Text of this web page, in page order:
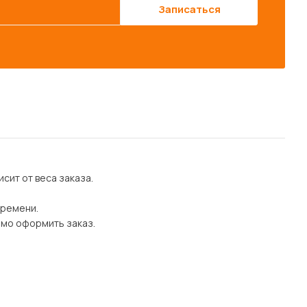
Записаться
от веса заказа.
оформить заказ.